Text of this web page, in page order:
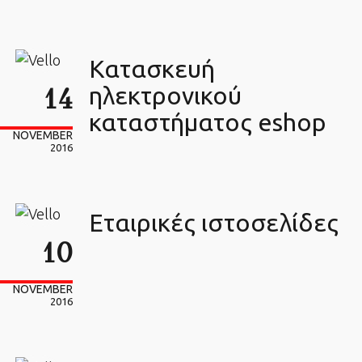
14
NOVEMBER
2016
Κατασκευή
ηλεκτρονικού
καταστήματος eshop
10
NOVEMBER
2016
Εταιρικές ιστοσελίδες